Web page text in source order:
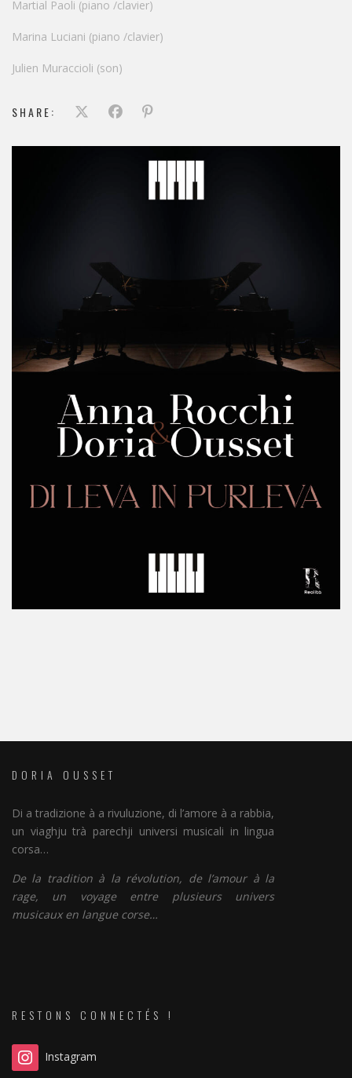
Martial Paoli (piano /clavier)
Marina Luciani (piano /clavier)
Julien Muraccioli (son)
SHARE:
DORIA OUSSET
Di a tradizione à a rivuluzione, di l’amore à a rabbia,
un viaghju trà parechji universi musicali in lingua
corsa…
De la tradition à la révolution, de l’amour à la
rage, un voyage entre plusieurs univers
musicaux en langue corse…
RESTONS CONNECTÉS !
Instagram